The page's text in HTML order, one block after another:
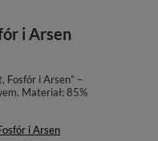
i Arsen
Fosfór i Arsen” –
Materiał: 85%
i Arsen